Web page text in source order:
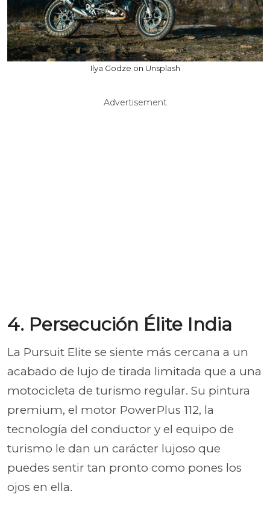
Ilya Godze on Unsplash
Advertisement
4. Persecución Élite India
La Pursuit Elite se siente más cercana a un
acabado de lujo de tirada limitada que a una
motocicleta de turismo regular. Su pintura
premium, el motor PowerPlus 112, la
tecnología del conductor y el equipo de
turismo le dan un carácter lujoso que
puedes sentir tan pronto como pones los
ojos en ella.